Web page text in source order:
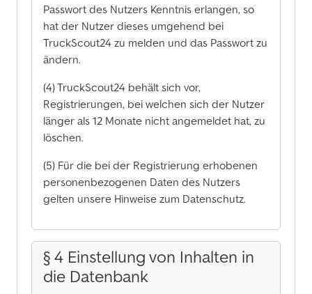
Passwort des Nutzers Kenntnis erlangen, so
hat der Nutzer dieses umgehend bei
TruckScout24 zu melden und das Passwort zu
ändern.
(4) TruckScout24 behält sich vor,
Registrierungen, bei welchen sich der Nutzer
länger als 12 Monate nicht angemeldet hat, zu
löschen.
(5) Für die bei der Registrierung erhobenen
personenbezogenen Daten des Nutzers
gelten unsere Hinweise zum Datenschutz.
§ 4 Einstellung von Inhalten in
die Datenbank